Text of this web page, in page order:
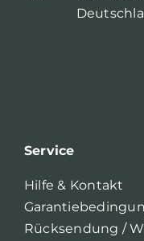
Service
Hilfe & Kontakt
Rücksendung /